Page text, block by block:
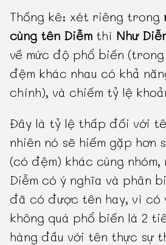
Thống kê: xét riêng trong
cùng tên Diễm thì Như
về mức độ phổ biến
đệm khác nhau có khả
chính), và chiếm tỷ lệ
Đây là tỷ lệ thấp đối với
nhiên nó sẽ hiếm gặp hơn
(có đệm) khác cùng nhóm,
Diễm có ý nghĩa và phân
đã có được tên hay, vì có
không quá phổ biến là 2
hàng đầu với tên thực sự